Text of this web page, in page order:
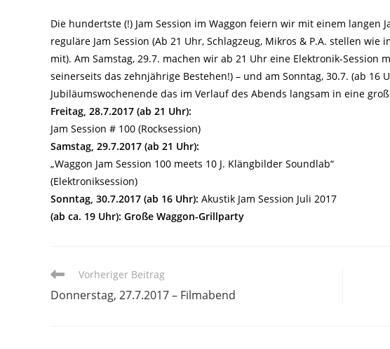
Die hundertste (!) Jam Session im Waggon feiern wir mit einem langen
reguläre Jam Session (Ab 21 Uhr, Schlagzeug, Mikros & P.A. stellen
mit). Am Samstag, 29.7. machen wir ab 21 Uhr eine Elektronik-
seinerseits das zehnjährige Bestehen!) – und am Sonntag, 30.7. (ab 16
Jubiläumswochenende das im Verlauf des Abends langsam in eine
Freitag, 28.7.2017 (ab 21 Uhr):
Jam Session # 100 (Rocksession)
Samstag, 29.7.2017 (ab 21 Uhr):
„Waggon Jam Session 100 meets 10 J. Klängbilder Soundlab“
(Elektroniksession)
Sonntag, 30.7.2017 (ab 16 Uhr): Akustik Jam Session Juli 2017
(ab ca. 19 Uhr): Große Waggon-Grillparty
Weitere
ansehen
Vorheriger Beitrag
Donnerstag, 27.7.2017 – Filmabend